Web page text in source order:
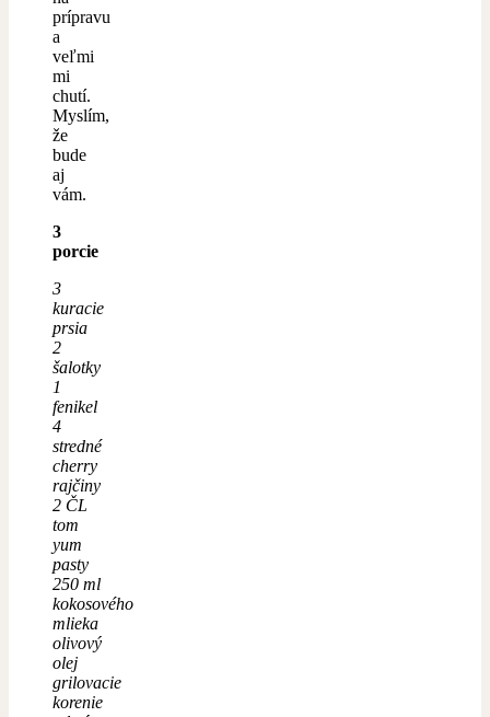
prípravu
a
veľmi
mi
chutí.
Myslím,
že
bude
aj
vám.
3
porcie
3
kuracie
prsia
2
šalotky
1
fenikel
4
stredné
cherry
rajčiny
2 ČL
tom
yum
pasty
250 ml
kokosového
mlieka
olivový
olej
grilovacie
korenie